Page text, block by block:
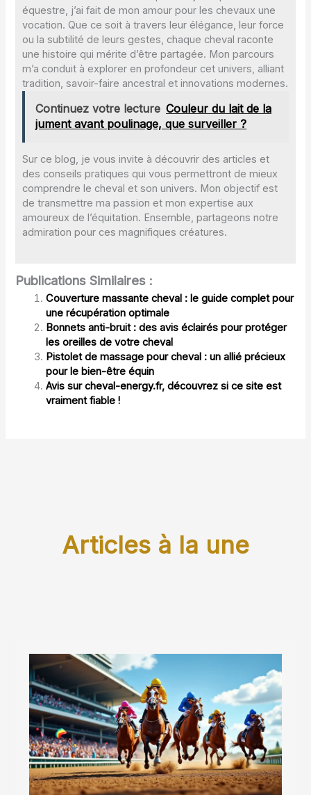
équestre, j’ai fait de mon amour pour les chevaux une
vocation. Que ce soit à travers leur élégance, leur force
ou la subtilité de leurs gestes, chaque cheval raconte
une histoire qui mérite d’être partagée. Mon parcours
m’a conduit à explorer en profondeur cet univers, alliant
tradition, savoir-faire ancestral et innovations modernes.
Continuez votre lecture Couleur du lait de la
jument avant poulinage, que surveiller ?
Sur ce blog, je vous invite à découvrir des articles et
des conseils pratiques qui vous permettront de mieux
comprendre le cheval et son univers. Mon objectif est
de transmettre ma passion et mon expertise aux
amoureux de l’équitation. Ensemble, partageons notre
admiration pour ces magnifiques créatures.
Publications Similaires :
Couverture massante cheval : le guide complet pour
une récupération optimale
Bonnets anti-bruit : des avis éclairés pour protéger
les oreilles de votre cheval
Pistolet de massage pour cheval : un allié précieux
pour le bien-être équin
Avis sur cheval-energy.fr, découvrez si ce site est
vraiment fiable !
Articles à la une